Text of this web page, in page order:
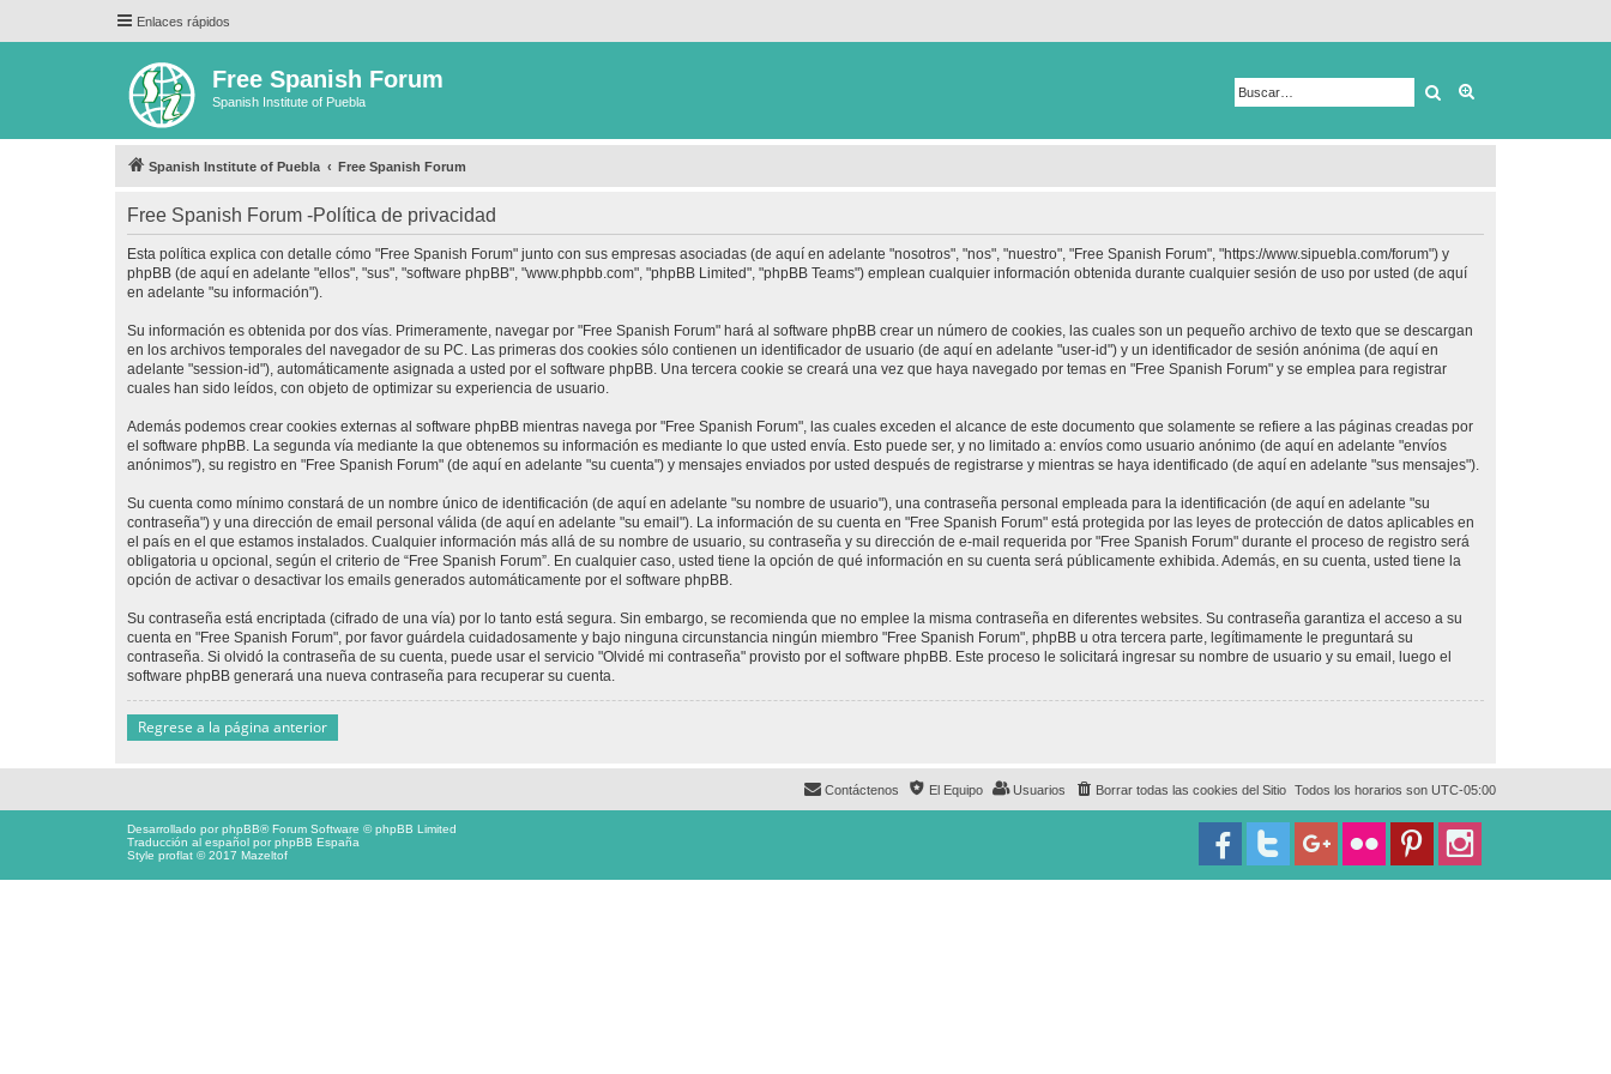
Enlaces rápidos
Free Spanish Forum
Spanish Institute of Puebla Buscar
Spanish Institute of Puebla Free Spanish Forum
Free Spanish Forum -Política de privacidad
Esta política explica con detalle cómo "Free Spanish Forum" junto con sus empresas asociadas (de aquí en adelante "nosotros", "nos", "nuestro", "Free Spanish Forum", "https://www.sipuebla.com/forum") y
phpBB (de aquí en adelante "ellos", "sus", "software phpBB", "www.phpbb.com", "phpBB Limited", "phpBB Teams") emplean cualquier información obtenida durante cualquier sesión de uso por usted (de aquí
en adelante "su información").
Su información es obtenida por dos vías. Primeramente, navegar por "Free Spanish Forum" hará al software phpBB crear un número de cookies, las cuales son un pequeño archivo de texto que se descargan
en los archivos temporales del navegador de su PC. Las primeras dos cookies sólo contienen un identificador de usuario (de aquí en adelante "user-id") y un identificador de sesión anónima (de aquí en
adelante "session-id"), automáticamente asignada a usted por el software phpBB. Una tercera cookie se creará una vez que haya navegado por temas en "Free Spanish Forum" y se emplea para registrar
cuales han sido leídos, con objeto de optimizar su experiencia de usuario.
Además podemos crear cookies externas al software phpBB mientras navega por "Free Spanish Forum", las cuales exceden el alcance de este documento que solamente se refiere a las páginas creadas por
el software phpBB. La segunda vía mediante la que obtenemos su información es mediante lo que usted envía. Esto puede ser, y no limitado a: envíos como usuario anónimo (de aquí en adelante "envíos
anónimos"), su registro en "Free Spanish Forum" (de aquí en adelante "su cuenta") y mensajes enviados por usted después de registrarse y mientras se haya identificado (de aquí en adelante "sus mensajes").
Su cuenta como mínimo constará de un nombre único de identificación (de aquí en adelante "su nombre de usuario"), una contraseña personal empleada para la identificación (de aquí en adelante "su
contraseña") y una dirección de email personal válida (de aquí en adelante "su email"). La información de su cuenta en "Free Spanish Forum" está protegida por las leyes de protección de datos aplicables en
el país en el que estamos instalados. Cualquier información más allá de su nombre de usuario, su contraseña y su dirección de e-mail requerida por "Free Spanish Forum" durante el proceso de registro será
obligatoria u opcional, según el criterio de “Free Spanish Forum”. En cualquier caso, usted tiene la opción de qué información en su cuenta será públicamente exhibida. Además, en su cuenta, usted tiene la
opción de activar o desactivar los emails generados automáticamente por el software phpBB.
Su contraseña está encriptada (cifrado de una vía) por lo tanto está segura. Sin embargo, se recomienda que no emplee la misma contraseña en diferentes websites. Su contraseña garantiza el acceso a su
cuenta en "Free Spanish Forum", por favor guárdela cuidadosamente y bajo ninguna circunstancia ningún miembro "Free Spanish Forum", phpBB u otra tercera parte, legítimamente le preguntará su
contraseña. Si olvidó la contraseña de su cuenta, puede usar el servicio "Olvidé mi contraseña" provisto por el software phpBB. Este proceso le solicitará ingresar su nombre de usuario y su email, luego el
software phpBB generará una nueva contraseña para recuperar su cuenta.
Regrese a la página anterior
Todos los horarios son UTC-05:00
Borrar todas las cookies del Sitio
Usuarios
El Equipo
Contáctenos
Desarrollado porphpBB® Forum Software © phpBB Limited
Traducción al español porphpBB España
Style proflat © 2017 Mazeltof